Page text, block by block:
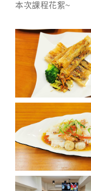
本次課程花絮~